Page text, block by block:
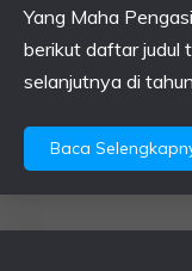
Yang Maha
berikut daftar judul
selanjutnya di tahun
Baca